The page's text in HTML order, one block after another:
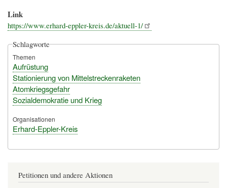
Link
https://www.erhard-eppler-kreis.de/aktuell-1/
Schlagworte
Themen
Aufrüstung
Stationierung von Mittelstreckenraketen
Atomkriegsgefahr
Sozialdemokratie und Krieg
Organisationen
Erhard-Eppler-Kreis
Petitionen und andere Aktionen